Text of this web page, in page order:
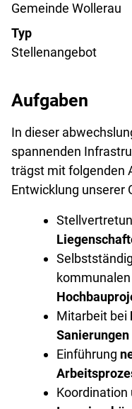
Gemeinde Wollerau
Typ
Stellenangebot
Aufgaben
In dieser
spannenden
trägst mit folgenden
Entwicklung unserer
kommunalen
Mitarbeit bei
Sanierungen
Einführung